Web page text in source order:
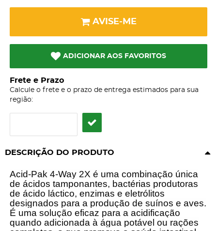
AVISE-ME
ADICIONAR AOS FAVORITOS
Frete e Prazo
Calcule o frete e o prazo de entrega estimados para sua
região:
DESCRIÇÃO DO PRODUTO
Acid-Pak 4-Way 2X é uma combinação única
de ácidos tamponantes, bactérias produtoras
de ácido láctico, enzimas e eletrólitos
designados para a produção de suínos e aves.
É uma solução eficaz para a acidificação
quando adicionada à água potável ou rações